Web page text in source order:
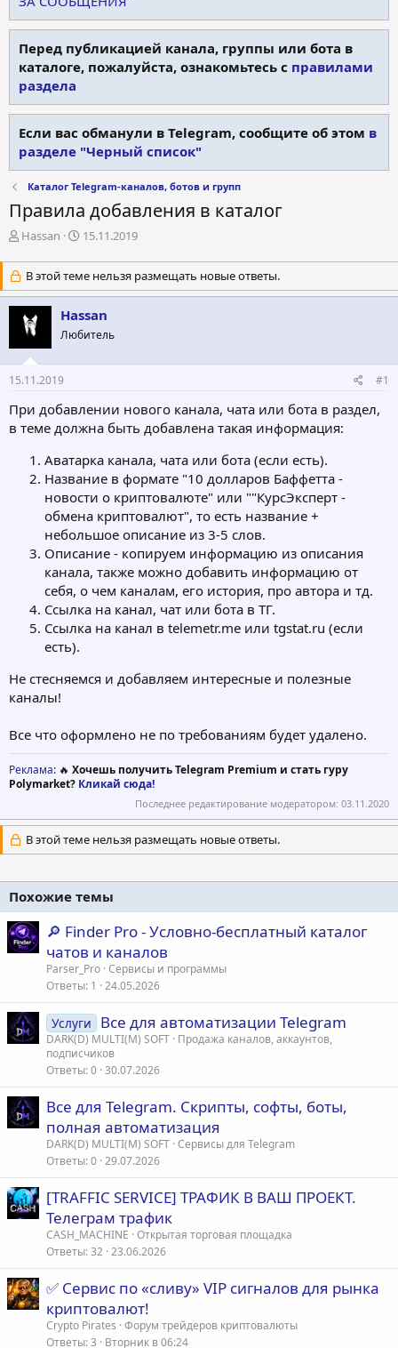
Перед публикацией канала, группы или бота в
каталоге, пожалуйста, ознакомьтесь с правилами
раздела
Если вас обманули в Telegram, сообщите об этом в
разделе "Черный список"
Каталог Telegram-каналов, ботов и групп
Правила добавления в каталог
А
т
о
р
т
е
м
ы
Hassan
Д
т
а
н
а
ч
л
15.11.2019
В этой теме нельзя размещать новые ответы.
Hassan
Любитель
15.11.2019 #1
При добавлении нового канала, чата или бота в раздел,
в теме должна быть добавлена такая информация:
Аватарка канала, чата или бота (если есть).
Название в формате "10 долларов Баффетта -
новости о криптовалюте" или ""КурсЭксперт -
обмена криптовалют", то есть название +
небольшое описание из 3-5 слов.
Описание - копируем информацию из описания
канала, также можно добавить информацию от
себя, о чем каналам, его история, про автора и тд.
Ссылка на канал, чат или бота в ТГ.
Ссылка на канал в telemetr.me или tgstat.ru (если
есть).
Не стесняемся и добавляем интересные и полезные
каналы!
Все что оформлено не по требованиям будет удалено.
Реклама: 🔥 Хочешь получить Telegram Premium и стать гуру
Polymarket? Кликай сюда!
Последнее редактирование модератором: 03.11.2020
В этой теме нельзя размещать новые ответы.
Похожие темы
🔎 Finder Pro - Условно-бесплатный каталог
чатов и каналов
Parser_Pro Сервисы и программы
Ответы 1 24.05.2026
Услуги Все для автоматизации Telegram
DARK(D) MULTI(M) SOFT Продажа каналов, аккаунтов,
подписчиков
Ответы 0 30.07.2026
Все для Telegram. Скрипты, софты, боты,
полная автоматизация
DARK(D) MULTI(M) SOFT Сервисы для Telegram
Ответы 0 29.07.2026
[TRAFFIC SERVICE] ТРАФИК В ВАШ ПРОЕКТ.
Телеграм трафик
CASH_MACHINE Открытая торговая площадка
Ответы 32 23.06.2026
✅ Сервис по «сливу» VIP сигналов для рынка
криптовалют!
Crypto Pirates Форум трейдеров криптовалюты
Ответы 3 Вторник в 06:24